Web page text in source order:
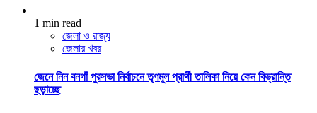
1 min read
জেলা ও রাজ্য
জেলার খবর
জেনে নিন বনগাঁ পুরসভা নির্বাচনে তৃণমূল প্রার্থী তালিকা নিয়ে কেন বিভ্রান্তি
ছড়াচ্ছে